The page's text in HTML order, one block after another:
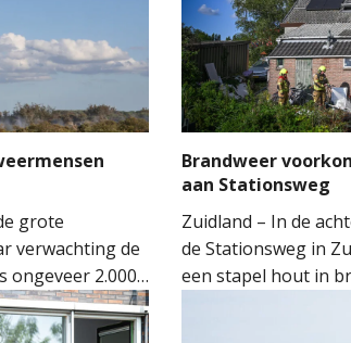
grote
verwachting de
ongeveer 2.000
gegaan. De
de
Brandweer
aan Stationsweg
Zuidland – In de
de Stationsweg in
een stapel hout in
snelle inzet van de
voorkomen dat het